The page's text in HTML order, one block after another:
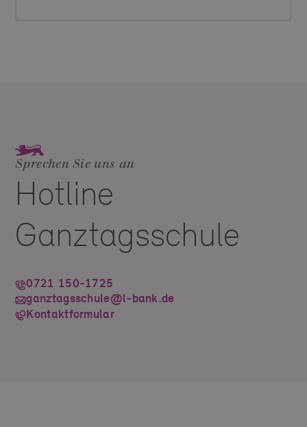
Sprechen Sie uns an
Hotline
Ganztagsschule
0721 150-1725
ganztagsschule@l-bank.de
Kontaktformular